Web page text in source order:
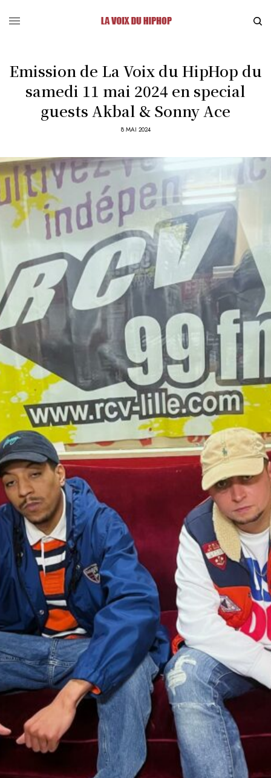
Emission de La Voix du HipHop du
samedi 11 mai 2024 en special
guests Akbal & Sonny Ace
8 MAI 2024